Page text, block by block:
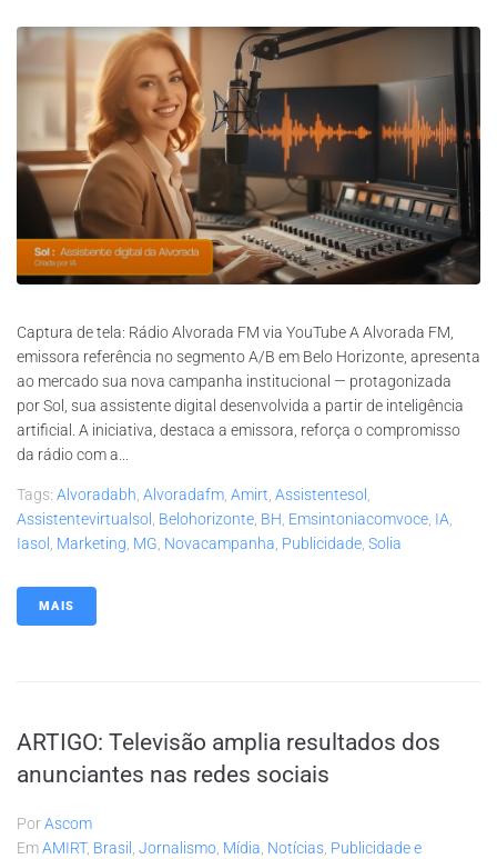
Captura de tela: Rádio Alvorada FM via YouTube A Alvorada FM,
emissora referência no segmento A/B em Belo Horizonte, apresenta
ao mercado sua nova campanha institucional — protagonizada
por Sol, sua assistente digital desenvolvida a partir de inteligência
artificial. A iniciativa, destaca a emissora, reforça o compromisso
da rádio com a...
Tags: Alvoradabh Alvoradafm Amirt Assistentesol
Assistentevirtualsol
Belohorizonte BH Emsintoniacomvoce IA
Iasol
Marketing MG Novacampanha Publicidade Solia
MAIS
ARTIGO: Televisão amplia resultados dos
anunciantes nas redes sociais
PorAscom
EmAMIRT, Brasil Jornalismo Mídia Notícias Publicidade e